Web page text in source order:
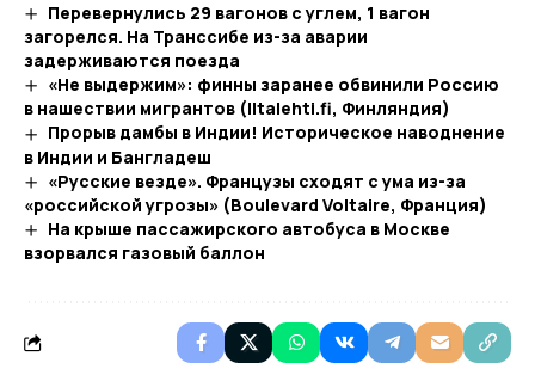
Перевернулись 29 вагонов с углем, 1 вагон
загорелся. На Транссибе из-за аварии
задерживаются поезда
«Не выдержим»: финны заранее обвинили Россию
в нашествии мигрантов (Iltalehti.fi, Финляндия)
Прорыв дамбы в Индии! Историческое наводнение
в Индии и Бангладеш
«Русские везде». Французы сходят с ума из-за
«российской угрозы» (Boulevard Voltaire, Франция)
На крыше пассажирского автобуса в Москве
взорвался газовый баллон